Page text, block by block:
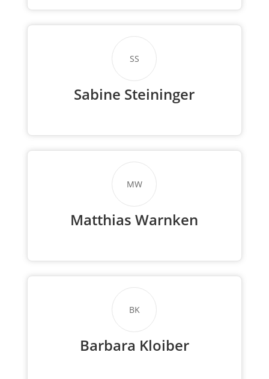
SS
Sabine Steininger
MW
Matthias Warnken
BK
Barbara Kloiber